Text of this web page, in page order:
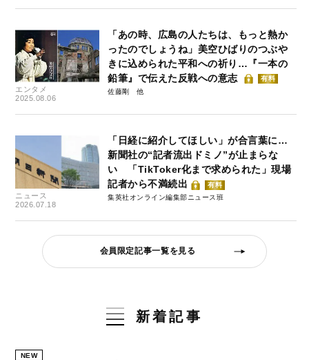
エンタメ
2025.08.06
「あの時、広島の人たちは、もっと熱か
ったのでしょうね」美空ひばりのつぶや
きに込められた平和への祈り…『一本の
鉛筆』で伝えた反戦への意志
有料
佐藤剛
ニュース
2026.07.18
「日経に紹介してほしい」が合言葉に…
新聞社の“記者流出ドミノ”が止まらな
い 「TikToker化まで求められた」現場
記者から不満続出
有料
集英社オンライン編集部ニュース班
会員限定記事一覧を見る
新着記事
NEW